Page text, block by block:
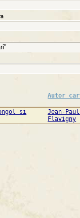
Autor
si
Jean-
Flavigny